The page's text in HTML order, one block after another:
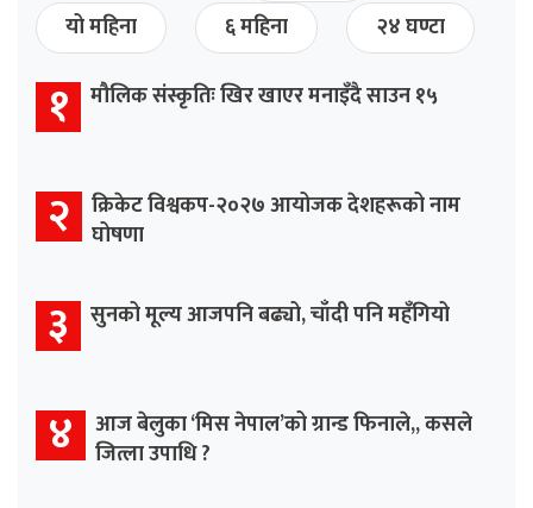
यो महिना
६ महिना २४ घण्टा
१ मौलिक संस्कृतिः खिर खाएर मनाइँदै साउन १५
२ क्रिकेट विश्वकप-२०२७ आयोजक देशहरूको नाम
घोषणा
३ सुनको मूल्य आजपनि बढ्यो, चाँदी पनि महँगियो
४ आज बेलुका ‘मिस नेपाल’को ग्रान्ड फिनाले,, कसले
जित्ला उपाधि ?